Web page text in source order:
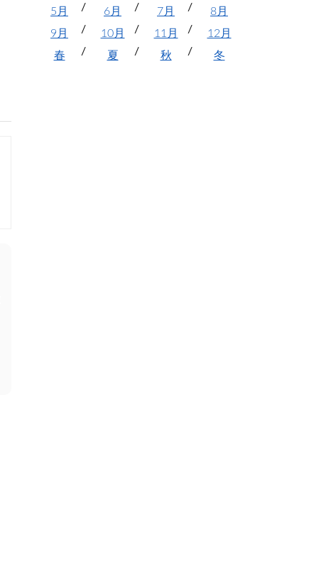
5月
6月 7月
8月
9月
10月 11月
12月
春
夏 秋 冬